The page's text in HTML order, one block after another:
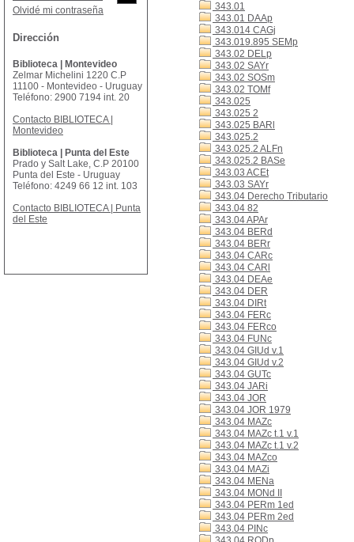
343.01
343.01 DAAp
343.014 CAGj
343.019.895 SEMp
343.02 DELp
343.02 SAYr
343.02 SOSm
343.02 TOMf
343.025
343.025 2
343.025 BARl
343.025.2
343.025.2 ALFn
343.025.2 BASe
343.03 ACEt
343.03 SAYr
343.04 Derecho Tributario
343.04 82
343.04 APAr
343.04 BERd
343.04 BERr
343.04 CARc
343.04 CARl
343.04 DEAe
343.04 DER
343.04 DIRt
343.04 FERc
343.04 FERco
343.04 FUNc
343.04 GIUd v.1
343.04 GIUd v.2
343.04 GUTc
343.04 JARi
343.04 JOR
343.04 JOR 1979
343.04 MAZc
343.04 MAZc t.1 v.1
343.04 MAZc t.1 v.2
343.04 MAZco
343.04 MAZi
343.04 MENa
343.04 MONd II
343.04 PERm 1ed
343.04 PERm 2ed
343.04 PINc
Olvidé mi contraseña
Dirección
Biblioteca | Montevideo
Zelmar Michelini 1220 C.P
11100 - Montevideo - Uruguay
Teléfono: 2900 7194 int. 20
Contacto BIBLIOTECA |
Montevideo
Biblioteca | Punta del Este
Prado y Salt Lake, C.P 20100
Punta del Este - Uruguay
Teléfono: 4249 66 12 int. 103
Contacto BIBLIOTECA | Punta
del Este